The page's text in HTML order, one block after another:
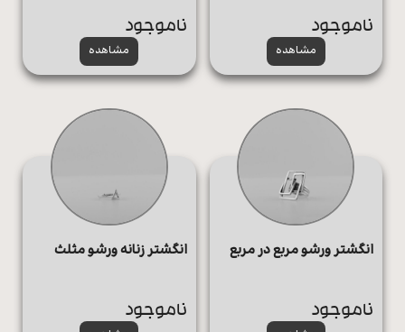
مشاهده
ناموجود
مشاهده
ناموجود
انگشتر ورشو مربع در مربع
ناموجود
انگشتر زنانه ورشو مثلث
ناموجود